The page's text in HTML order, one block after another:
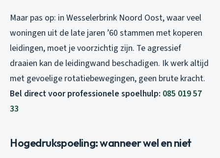
Maar pas op: in Wesselerbrink Noord Oost, waar veel
woningen uit de late jaren ’60 stammen met koperen
leidingen, moet je voorzichtig zijn. Te agressief
draaien kan de leidingwand beschadigen. Ik werk altijd
met gevoelige rotatiebewegingen, geen brute kracht.
Bel direct voor professionele spoelhulp: 085 019 57
33
Hogedrukspoeling: wanneer wel en niet